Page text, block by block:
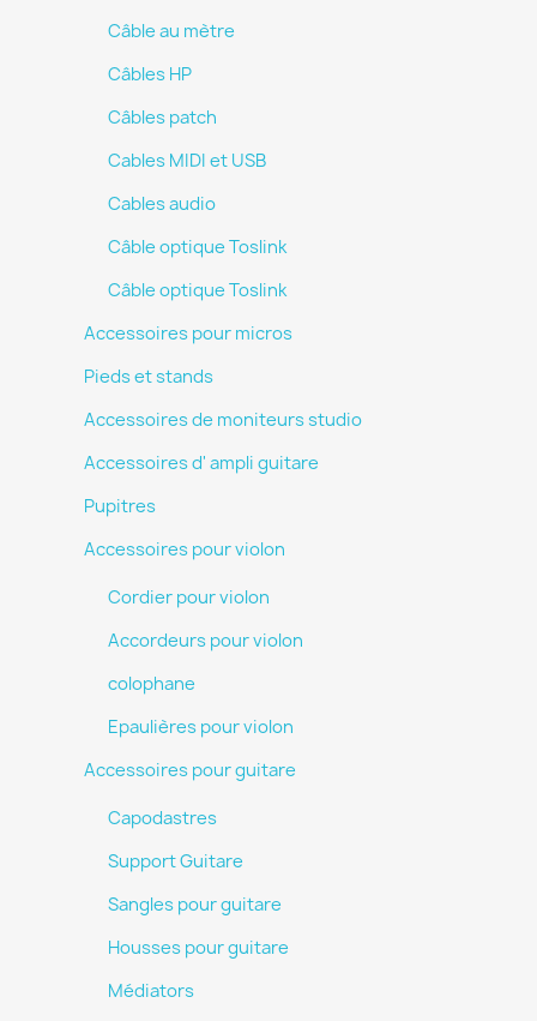
Câble au mètre
Câbles HP
Câbles patch
Cables MIDI et USB
Cables audio
Câble optique Toslink
Câble optique Toslink
Accessoires pour micros
Pieds et stands
Accessoires de moniteurs studio
Accessoires d' ampli guitare
Pupitres
Accessoires pour violon
Cordier pour violon
Accordeurs pour violon
colophane
Epaulières pour violon
Accessoires pour guitare
Capodastres
Support Guitare
Sangles pour guitare
Housses pour guitare
Médiators